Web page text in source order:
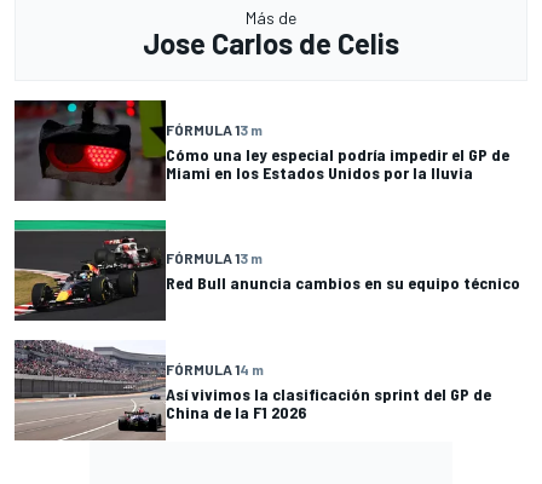
Más de
Jose Carlos de Celis
FÓRMULA 13 m
Cómo una ley especial podría impedir el GP de
Miami en los Estados Unidos por la lluvia
FÓRMULA 13 m
Red Bull anuncia cambios en su equipo técnico
FÓRMULA 14 m
Así vivimos la clasificación sprint del GP de
China de la F1 2026